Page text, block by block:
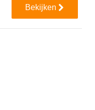
Bekijken